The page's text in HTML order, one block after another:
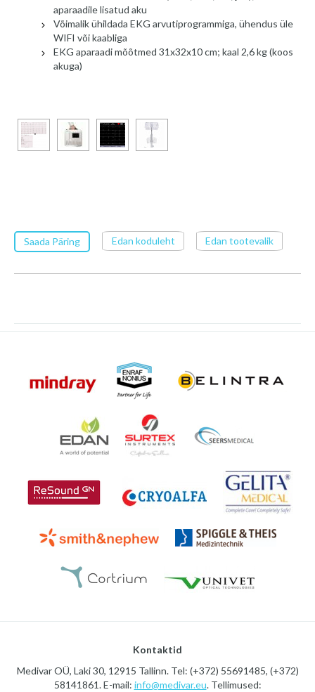
aparaadile lisatud aku
Võimalik ühildada EKG arvutiprogrammiga, ühendus üle
WIFI või kaabliga
EKG aparaadi mõõtmed 31x32x10 cm; kaal 2,6 kg (koos
akuga)
Saada Päring Edan koduleht Edan tootevalik
Kontaktid
Medivar OÜ, Laki 30, 12915 Tallinn. Tel: (+372) 55691485, (+372)
58141861. E-mail: info@medivar.eu. Tellimused: